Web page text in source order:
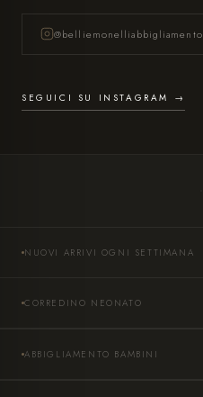
@belliemonelliabbigliamento
SEGUICI SU INSTAGRAM →
NUOVI ARRIVI OGNI SETTIMANA
CORREDINO NEONATO
ABBIGLIAMENTO BAMBINI